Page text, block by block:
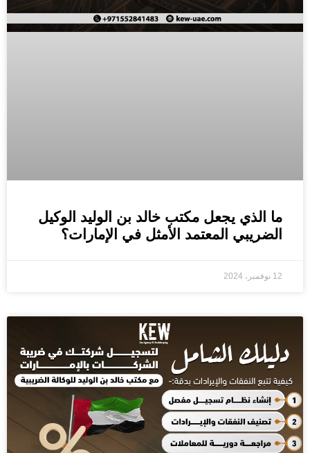
ما الذي يجعل مكتب خالد بن الوليد الوكيل
الضريبي المعتمد الأمثل في الإمارات؟
12 نوفمبر، 2024